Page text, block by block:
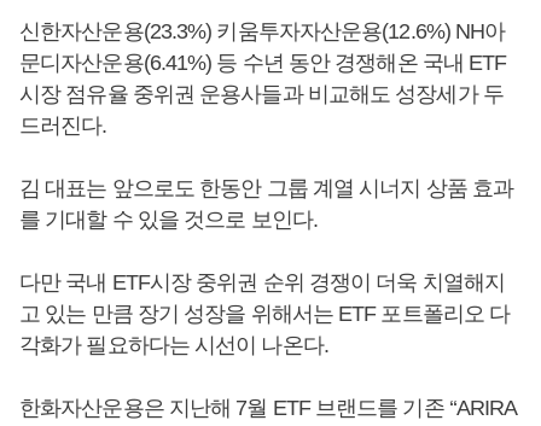
신한자산운용(23.3%) 키움투자자산운용(12.6%) NH아
문디자산운용(6.41%) 등 수년 동안 경쟁해온 국내 ETF
시장 점유율 중위권 운용사들과 비교해도 성장세가 두
드러진다.
김 대표는 앞으로도 한동안 그룹 계열 시너지 상품 효과
를 기대할 수 있을 것으로 보인다.
다만 국내 ETF시장 중위권 순위 경쟁이 더욱 치열해지
고 있는 만큼 장기 성장을 위해서는 ETF 포트폴리오 다
각화가 필요하다는 시선이 나온다.
한화자산운용은 지난해 7월 ETF 브랜드를 기존 ‘‘ARIRA